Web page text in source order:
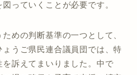
っていくことが必要です。
めの判断基準の一つとして、
ょうご県民連合議員団では、特
訴えてまいりました。中で